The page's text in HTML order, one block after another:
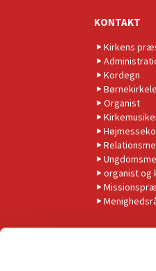
KONTAKT
Kirkens
Kordegn
Organist
organist og